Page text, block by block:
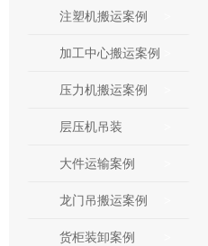
注塑机搬运案例
加工中心搬运案例
压力机搬运案例
层压机吊装
大件运输案例
龙门吊搬运案例
货柜装卸案例